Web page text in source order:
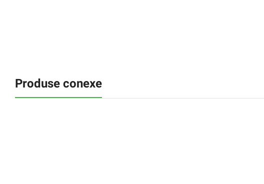
Produse conexe